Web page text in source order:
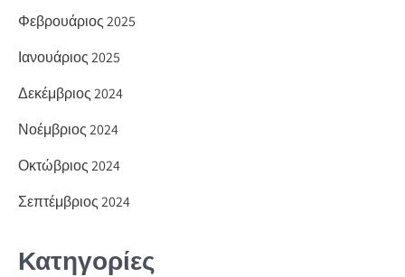
Φεβρουάριος 2025
Ιανουάριος 2025
Δεκέμβριος 2024
Νοέμβριος 2024
Οκτώβριος 2024
Σεπτέμβριος 2024
Κατηγορίες